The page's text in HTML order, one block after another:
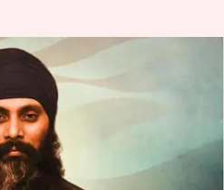
నిఘా
అమెరికా
టైమ్స్‌
pm